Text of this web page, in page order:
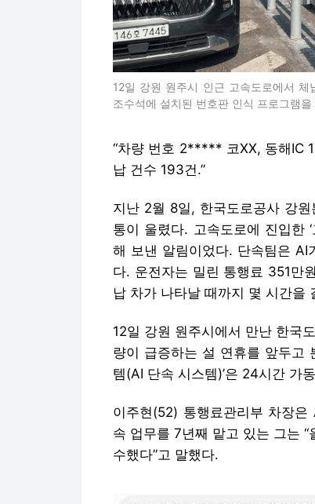
12일 강원 원주시 인근 고속도로에서
조수석에 설치된 번호판 인식 프로그램
“차량 번호 2***** 코XX, 동해IC
납 건수 193건.”
지난 2월 8일, 한국도로공사 강
통이 울렸다. 고속도로에 진입한
해 보낸 알림이었다. 단속팀은 AI
다. 운전자는 밀린 통행료 351만
납 차가 나타날 때까지 몇 시간을
12일 강원 원주시에서 만난 한국
량이 급증하는 설 연휴를 앞두고
템(AI 단속 시스템)’은 24시간 가
이주현(52) 통행료관리부 차장
속 업무를 7년째 맡고 있는 그는
수했다”고 말했다.